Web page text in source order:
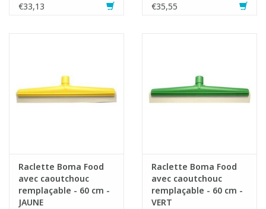
€33,13
€35,55
Raclette Boma Food
avec caoutchouc
remplaçable - 60 cm -
JAUNE
Raclette Boma Food
avec caoutchouc
remplaçable - 60 cm -
VERT